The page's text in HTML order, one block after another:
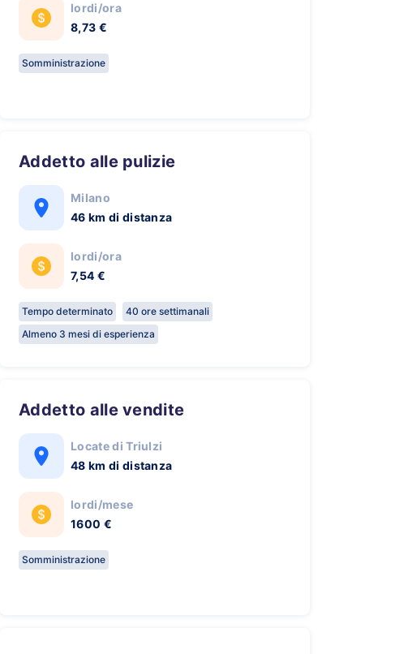
lordi/ora
8,73 €
Somministrazione
Addetto alle pulizie
Milano
46 km di distanza
lordi/ora
7,54 €
Tempo determinato
40 ore settimanali
Almeno 3 mesi di esperienza
Addetto alle vendite
Locate di Triulzi
48 km di distanza
lordi/mese
1600 €
Somministrazione